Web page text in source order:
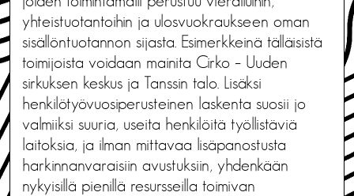
yhteistuotantoihin ja ulosvuokraukseen oman
sisällöntuotannon sijasta. Esimerkkeinä tälläisistä
toimijoista voidaan mainita Cirko – Uuden
sirkuksen keskus ja Tanssin talo. Lisäksi
henkilötyövuosiperusteinen laskenta suosii jo
valmiiksi suuria, useita henkilöitä työllistäviä
laitoksia, ja ilman mittavaa lisäpanostusta
harkinnanvaraisiin avustuksiin, yhdenkään
nykyisillä pienillä resursseilla toimivan